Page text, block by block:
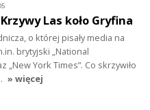
Krzywy Las koło Gryfina
o której pisały media na
brytyjski „National
„New York Times”. Co skrzywiło
» więcej